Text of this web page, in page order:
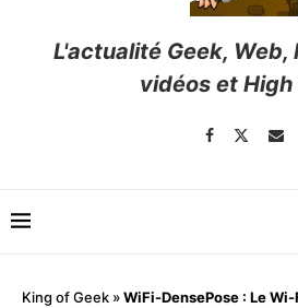
L'actualité Geek, Web,
vidéos et High
King of Geek »WiFi-DensePose : Le